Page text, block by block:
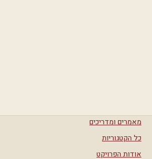
מאמרים ומדריכים
כל הקטגוריות
אודות הפרויקט